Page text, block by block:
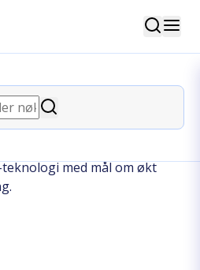
Søk
Søk
gjøre hverdagen
med mål om økt